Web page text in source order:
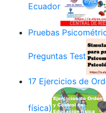
Ecuador
Pruebas
Preguntas Test
17 Ejercicios de
física)